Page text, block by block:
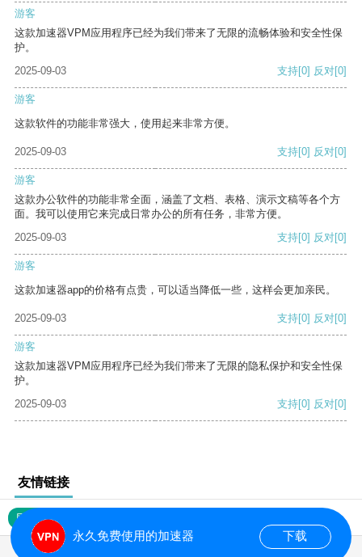
游客
这款加速器VPM应用程序已经为我们带来了无限的流畅体验和安全性保
护。
2025-09-03
支持[0] 反对[0]
游客
这款软件的功能非常强大，使用起来非常方便。
2025-09-03 支持[0] 反对[0]
游客
这款办公软件的功能非常全面，涵盖了文档、表格、演示文稿等各个方
面。我可以使用它来完成日常办公的所有任务，非常方便。
2025-09-03
支持[0] 反对[0]
游客
这款加速器app的价格有点贵，可以适当降低一些，这样会更加亲民。
2025-09-03 支持[0] 反对[0]
游客
这款加速器VPM应用程序已经为我们带来了无限的隐私保护和安全性保
护。
2025-09-03
支持[0] 反对[0]
友情链接
网站地图
永久免费使用的加速器 下载